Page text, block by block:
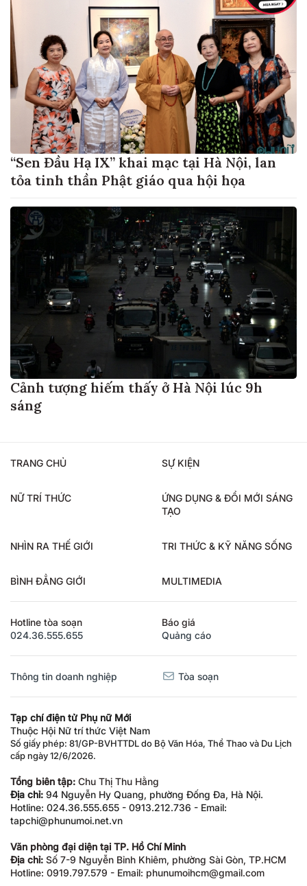
“Sen Đầu Hạ IX” khai mạc tại Hà Nội, lan
tỏa tinh thần Phật giáo qua hội họa
Cảnh tượng hiếm thấy ở Hà Nội lúc 9h
sáng
TRANG CHỦ SỰ KIỆN
NỮ TRÍ THỨC
ỨNG DỤNG & ĐỔI MỚI SÁNG
TẠO
NHÌN RA THẾ GIỚI TRI THỨC & KỸ NĂNG SỐNG
BÌNH ĐẲNG GIỚI MULTIMEDIA
Hotline tòa soạn
024.36.555.655
Báo giá
Quảng cáo
Thông tin doanh nghiệp Tòa soạn
Tạp chí điện tử Phụ nữ Mới
Thuộc Hội Nữ trí thức Việt Nam
Số giấy phép: 81/GP-BVHTTDL do Bộ Văn Hóa, Thể Thao và Du Lịch
cấp ngày 12/6/2026.
Tổng biên tập: Chu Thị Thu Hằng
Địa chỉ: 94 Nguyễn Hy Quang, phường Đống Đa, Hà Nội.
Hotline: 024.36.555.655 - 0913.212.736 - Email:
tapchi@phunumoi.net.vn
Văn phòng đại diện tại TP. Hồ Chí Minh
Địa chỉ: Số 7-9 Nguyễn Bỉnh Khiêm, phường Sài Gòn, TP.HCM
Hotline: 0919.797.579 - Email: phunumoihcm@gmail.com